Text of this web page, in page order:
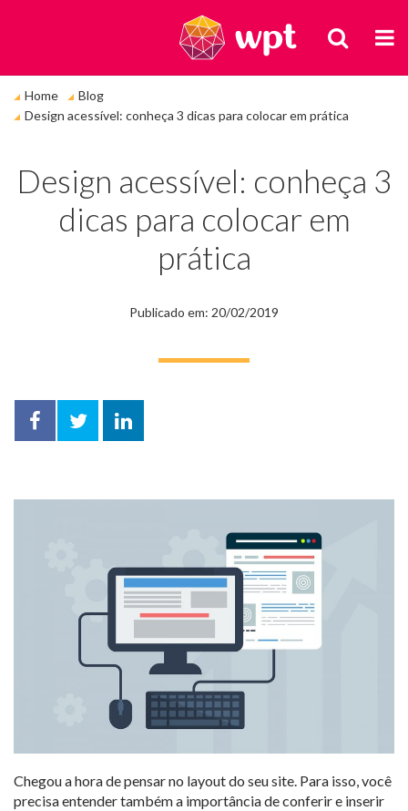
BUSCA
está
em:
Home
Blog
Design acessível: conheça 3 dicas para colocar em prática
Design acessível: conheça 3
dicas para colocar em
prática
Publicado em: 20/02/2019
Facebook
TwitterLinkedIn
Chegou a hora de pensar no layout do seu site. Para isso, você
precisa entender também a importância de conferir e inserir